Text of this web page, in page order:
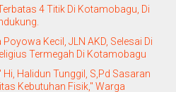
4 Titik Di Kotamobagu, Di
Kecil, JLN AKD, Selesai Di
Termegah Di Kotamobagu
Halidun Tunggil, S,Pd Sasaran
Kebutuhan Fisik," Warga